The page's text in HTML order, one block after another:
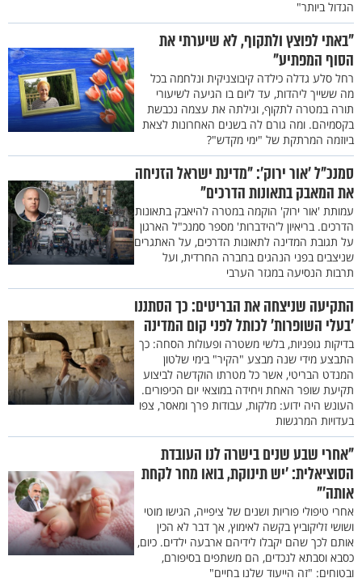
הגדול ביותר"
"באתי לפוצץ ולתקוף, לא שיערתי את
הסוף המפתיע"
רחל סלע גדלה כילדה קיבוצניקית ונלחמה בכל
מה ששייך ליהדות, עד ליום בו הגיעה לשיעורי
תורה במטרה לתקוף, וגילתה את עצמה נכבשת
בקסמיהם. ומה גורם לה בשנים האחרונות לצאת
ביוזמה המרתקת של "ימי מקדש"?
סמנכ"ל ’אור ירוק’: "מדינת ישראל הזניחה
את המאבק בתאונות הדרכים"
עמותת 'אור ירוק' הוקמה במטרה להיאבק בתאונות
הדרכים. בריאיון ל'הידברות' מספר סמנכ"ל הארגון
על תגובת המדינה לתאונות הדרכים, על האתגרים
שניצבים בפני הנהגים בחברה החרדית, ועל
תרבות הנסיעה במגזר הערבי
התקיעה שניצחה את הבריטים: כך הסתננו
’בעלי השופרות’ לכותל לפני קום המדינה
בדיקות גופניות, בלשי משטרה ופעולות הסחה: כך
התבצע מידי שנה מבצע "הקיר" בימי שלטון
המנדט הבריטי, אשר כל מטרתו הוקדשה לביצוע
תקיעת שופר האחת ויחידה במוצאי יום הכיפורים.
העונש היה ידוע: מלקות, עבודות פרך ומאסר, צפו
בעדויות המרגשות
"אחרי שבע שנים בישרה לנו העובדת
הסוציאלית: ’יש תינוקת, בואו מחר לקחת
אותה’"
אחרי טיפולי פוריות ושנים של ציפייה, הגישו מוטי
ושושי זליקוביץ בקשה לאימוץ, אך דבר לא הכין
אותם לכך שהם יקבלו לידיהם ארבעה ילדים. כיום,
כסבא וסבתא לנכדים, הם משתפים בסיפורם,
ובטוחים: "זה הייעוד שלנו בחיים"